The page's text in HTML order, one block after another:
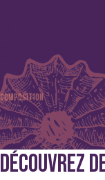
Poids : 0.140 kg
Couleur : Blanc,
Spécificités : Sans
Sans gélatine, Sans
Composition
Sucre,amandes,
DÉCOUVREZ